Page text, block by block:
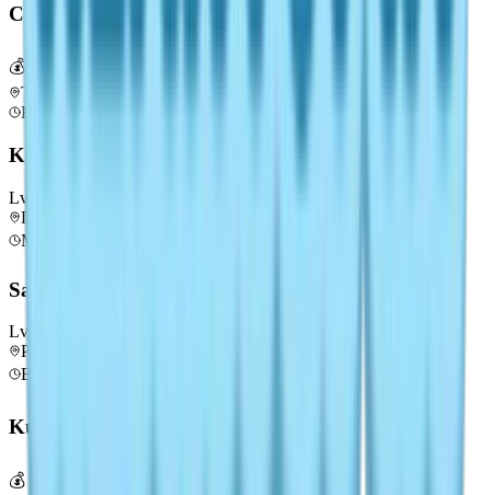
Capung Jarum Cantik ⭐
💰 Nilai Tinggi
Tepi Danau Hutan
Kapan saja
Kepik Perisai Biru
Lv
Desa Nelayan — Mercusuar
Morning / Afternoon
Sayap Burung Hijau
Lv
Pinggiran Kota
Evening / Night
Kumbang Rusa ⭐
💰 Nilai Tinggi